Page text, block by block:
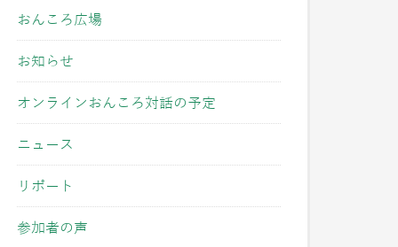
おんころ広場
お知らせ
オンラインおんころ対話の予定
ニュース
リポート
参加者の声